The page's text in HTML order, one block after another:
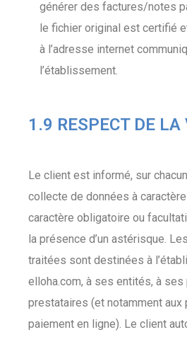
générer des factures/notes
le fichier original est certifié
à l’adresse internet
l’établissement.
1.9 RESPECT DE LA
Le client est informé, sur
collecte de données à
caractère obligatoire ou
la présence d’un astérisque.
traitées sont destinées à
elloha.com, à ses entités, à ses
prestataires (et notamment aux
paiement en ligne). Le client